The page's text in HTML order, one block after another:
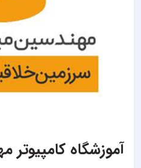
آموزشگاه کامپیوتر